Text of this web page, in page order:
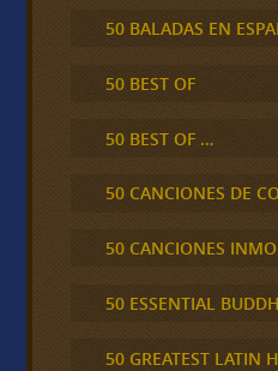
50 BALADAS EN
50 BEST OF
50 BEST OF …
50 CANCIONES DE
50 CANCIONES
50 ESSENTIAL
50 GREATEST LATIN